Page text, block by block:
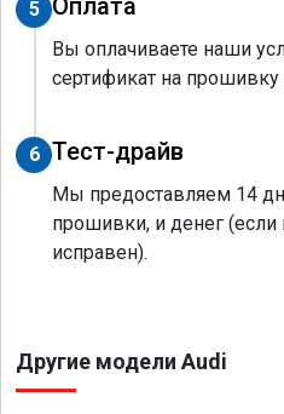
5
Вы оплачиваете наши
сертификат на
6 Тест-драйв
Мы предоставляем 14
прошивки, и денег
исправен).
Другие модели Audi